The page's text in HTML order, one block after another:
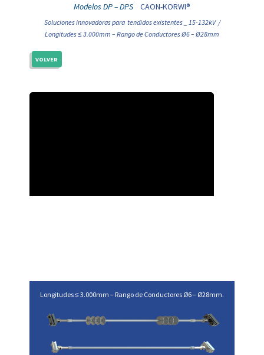
Modelos DP – DPS CAON-KORWI®
Soluciones innovadoras para tendidos existentes _ 15-132kV /
Longitudes ≤ 3.000mm – Rango de Conductores Ø6 – Ø28mm
VOLVER
Longitudes ≤ 3.000mm – Rango de Conductores Ø6 – Ø28mm.